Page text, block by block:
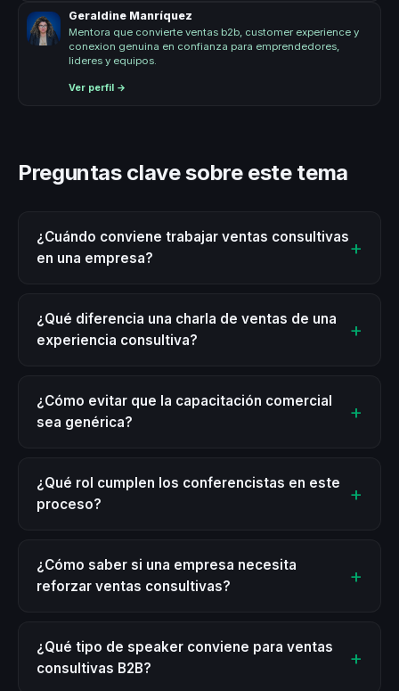
Geraldine Manríquez
Mentora que convierte ventas b2b, customer experience y
conexion genuina en confianza para emprendedores,
lideres y equipos.
Ver perfil →
Preguntas clave sobre este tema
¿Cuándo conviene trabajar ventas consultivas
en una empresa?
¿Qué diferencia una charla de ventas de una
experiencia consultiva?
¿Cómo evitar que la capacitación comercial
sea genérica?
¿Qué rol cumplen los conferencistas en este
proceso?
¿Cómo saber si una empresa necesita
reforzar ventas consultivas?
¿Qué tipo de speaker conviene para ventas
consultivas B2B?